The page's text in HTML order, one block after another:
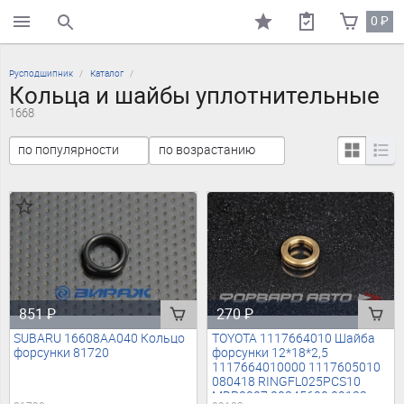
поиск по каталогу 0₽
Русподшипник Каталог
Кольца и шайбы уплотнительные
1668
851₽
SUBARU 16608AA040 Кольцо
форсунки 81720
270₽
TOYOTA 1117664010 Шайба
форсунки 12*18*2,5
1117664010000 1117605010
080418 RINGFL025PCS10
MDP0007 00845600 09183